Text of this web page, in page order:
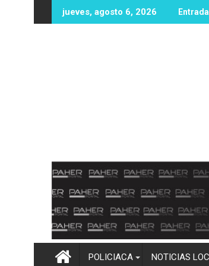
al
jueves, agosto 6, 2026
millones de dólares en recompensas por
Protección Civil y
POLICIACA NOTICIAS